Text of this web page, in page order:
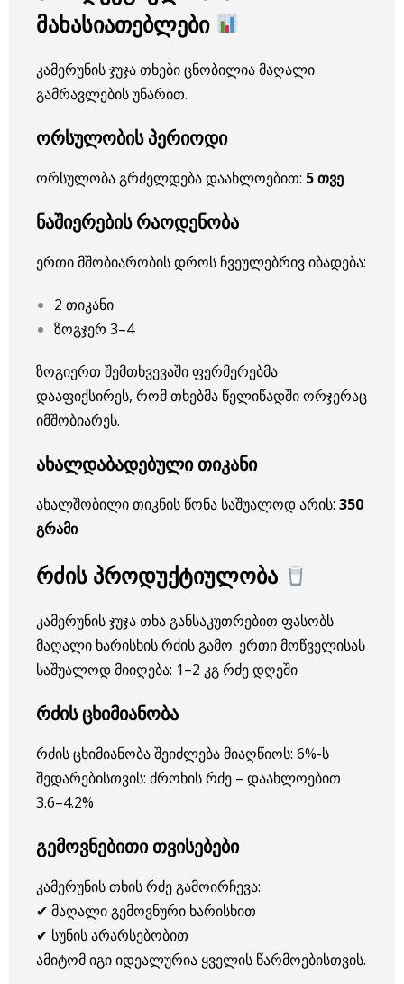
მახასიათებლები
კამერუნის ჯუჯა თხები ცნობილია მაღალი
გამრავლების უნარით.
ორსულობის პერიოდი
ორსულობა გრძელდება დაახლოებით: 5 თვე
ნაშიერების რაოდენობა
ერთი მშობიარობის დროს ჩვეულებრივ იბადება:
2 თიკანი
ზოგჯერ 3–4
ზოგიერთ შემთხვევაში ფერმერებმა
დააფიქსირეს, რომ თხებმა წელიწადში ორჯერაც
იმშობიარეს.
ახალდაბადებული თიკანი
ახალშობილი თიკნის წონა საშუალოდ არის: 350
გრამი
რძის პროდუქტიულობა
კამერუნის ჯუჯა თხა განსაკუთრებით ფასობს
მაღალი ხარისხის რძის გამო. ერთი მოწველისას
საშუალოდ მიიღება: 1–2 კგ რძე დღეში
რძის ცხიმიანობა
რძის ცხიმიანობა შეიძლება მიაღწიოს: 6%-ს
შედარებისთვის: ძროხის რძე – დაახლოებით
3.6–4.2%
გემოვნებითი თვისებები
კამერუნის თხის რძე გამოირჩევა:
✔ მაღალი გემოვნური ხარისხით
✔ სუნის არარსებობით
ამიტომ იგი იდეალურია ყველის წარმოებისთვის.